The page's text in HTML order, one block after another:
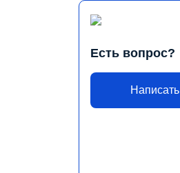
Есть вопрос?
Написать